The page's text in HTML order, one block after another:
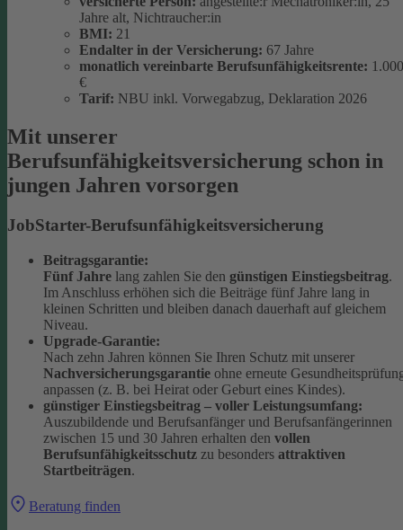
Jahre alt, Nichtraucher:in
BMI: 21
Endalter in der Versicherung: 67 Jahre
monatlich vereinbarte Berufsunfähigkeitsrente: 1.000
€
Tarif: NBU inkl. Vorwegabzug, Deklaration 2026
Mit unserer
Berufsunfähigkeitsversicherung schon in
jungen Jahren vorsorgen
JobStarter-Berufsunfähigkeitsversicherung
Beitragsgarantie:
Fünf Jahre lang zahlen Sie den günstigen Einstiegsbeitrag.
Im Anschluss erhöhen sich die Beiträge fünf Jahre lang in
kleinen Schritten und bleiben danach dauerhaft auf gleichem
Niveau.
Upgrade-Garantie:
Nach zehn Jahren können Sie Ihren Schutz mit unserer
Nachversicherungsgarantie ohne erneute
anpassen (z. B. bei Heirat oder Geburt eines Kindes).
günstiger Einstiegsbeitrag – voller Leistungsumfang:
Auszubildende und Berufsanfänger und Berufsanfängerinnen
zwischen 15 und 30 Jahren erhalten den vollen
Berufsunfähigkeitsschutz zu besonders attraktiven
Startbeiträgen.
Beratung finden